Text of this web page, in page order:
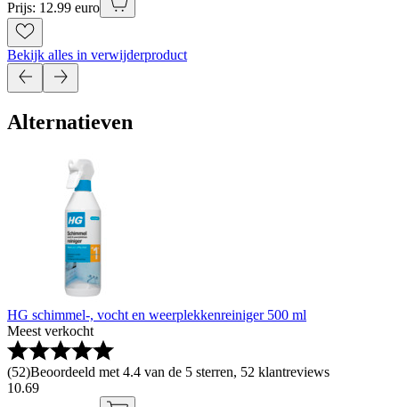
Prijs: 12.99 euro
Bekijk alles in verwijderproduct
Alternatieven
HG schimmel-, vocht en weerplekkenreiniger 500 ml
Meest verkocht
(52)Beoordeeld met 4.4 van de 5 sterren, 52 klantreviews
10.69